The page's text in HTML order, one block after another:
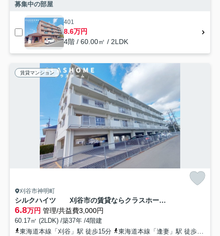
募集中の部屋
401
8.6万円
4階 / 60.00㎡ / 2LDK
賃貸マンション
刈谷市神明町
シルクハイツ 刈谷市の賃貸ならクラスホーム刈谷店
6.8万円 管理/共益費3,000円
60.17㎡ (2LDK) /築37年 /4階建
東海道本線「刈谷」駅 徒歩15分
東海道本線「逢妻」駅 徒歩19分